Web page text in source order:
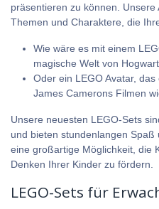
präsentieren zu können.
Themen und Charaktere, die
Wie wäre es mit einem
magische Welt von
Oder ein LEGO Avatar, das
James Camerons Filmen
Unsere neuesten LEGO-Sets
und bieten stundenlangen
eine großartige Möglichkeit, die
Denken Ihrer Kinder zu fördern.
LEGO-Sets für